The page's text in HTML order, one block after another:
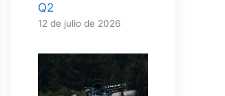
Q2
12 de julio de 2026